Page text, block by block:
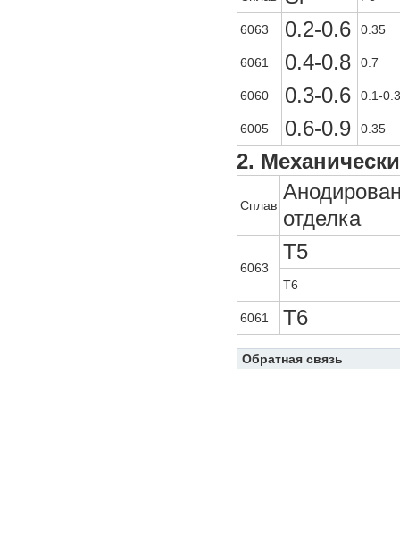
6063 0.2-0.6 0.35
6061 0.4-0.8 0.7
6060 0.3-0.6 0.1-0.3
6005 0.6-0.9 0.35
2.
Сплав
отделка
6063
T5
T6
6061 T6
Обратная связь